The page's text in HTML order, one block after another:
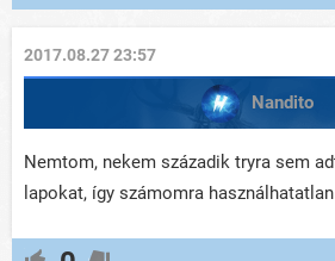
2017.08.27 23:57
Nandito
Nemtom, nekem századik tryra sem
lapokat, így számomra